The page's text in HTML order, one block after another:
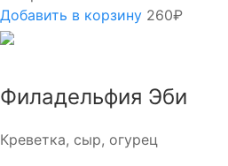
Добавить в корзину 260₽
Филадельфия Эби
Креветка, сыр, огурец